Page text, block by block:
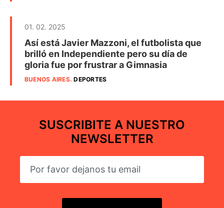
01. 02. 2025
Así está Javier Mazzoni, el futbolista que
brilló en Independiente pero su día de
gloria fue por frustrar a Gimnasia
BUENOS AIRES.DEPORTES
SUSCRIBITE A NUESTRO
NEWSLETTER